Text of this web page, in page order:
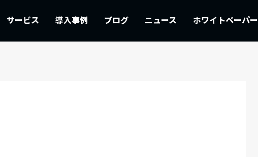
サービス 導入事例 ブログ ニュース ホワイトペーパー